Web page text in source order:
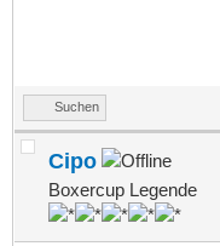
Suchen
Cipo
Boxercup Legende